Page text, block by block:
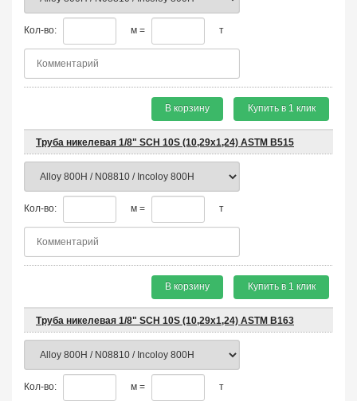
Кол-во: м = т
В корзину Купить в 1 клик
Труба никелевая 1/8" SCH 10S (10,29х1,24) ASTM B515
Кол-во: м = т
В корзину Купить в 1 клик
Труба никелевая 1/8" SCH 10S (10,29х1,24) ASTM B163
Кол-во: м = т